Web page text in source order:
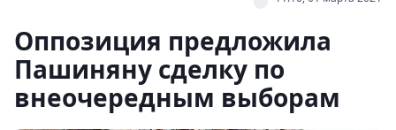
Оппозиция предложила
Пашиняну сделку по
внеочередным выборам